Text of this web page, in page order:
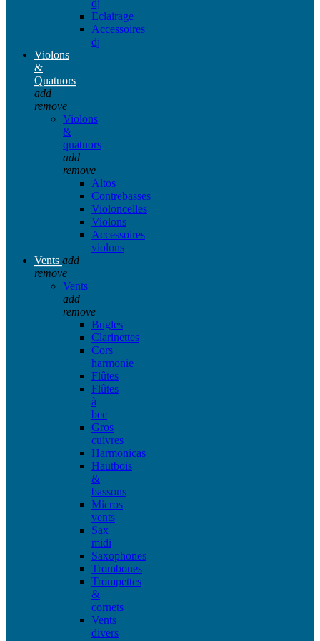
dj
Eclairage
Accessoires
dj
Violons
&
Quatuors
add
remove
Violons
&
quatuors
add
remove
Altos
Contrebasses
Violoncelles
Violons
Accessoires
violons
Vents add
remove
Vents
add
remove
Bugles
Clarinettes
Cors
harmonie
Flûtes
Flûtes
à
bec
Gros
cuivres
Harmonicas
Hautbois
&
bassons
Micros
vents
Sax
midi
Saxophones
Trombones
Trompettes
&
cornets
Vents
divers